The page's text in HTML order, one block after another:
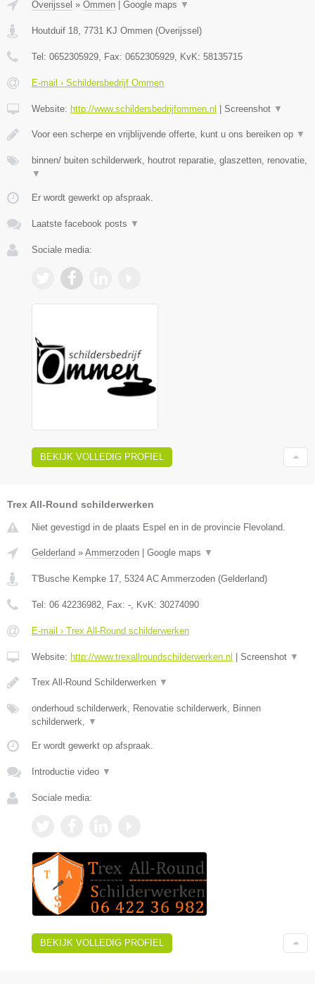
Overijssel » Ommen Google maps ▼
Houtduif 18 7731 KJ Ommen (Overijssel )
Tel: 0652305929 , Fax: 0652305929 , KvK: 58135715
E-mail › Schildersbedrijf Ommen
Website: http://www.schildersbedrijfommen.nl Screenshot ▼
Voor een scherpe en vrijblijvende offerte, kunt u ons bereiken op ▼
binnen/ buiten schilderwerk, houtrot reparatie, glaszetten, renovatie,
▼
Er wordt gewerkt op afspraak.
Laatste facebook posts ▼
Sociale media:
BEKIJK VOLLEDIG PROFIEL
Trex All-Round schilderwerken
Niet gevestigd in de plaats Espel en in de provincie Flevoland.
Gelderland » Ammerzoden Google maps ▼
T'Busche Kempke 17 5324 AC Ammerzoden (Gelderland)
Tel: 06 42236982 , Fax: - , KvK: 30274090
E-mail › Trex All-Round schilderwerken
Website: http://www.trexallroundschilderwerken.nl Screenshot ▼
Trex All-Round Schilderwerken ▼
onderhoud schilderwerk, Renovatie schilderwerk, Binnen
schilderwerk,
▼
Er wordt gewerkt op afspraak.
Introductie video ▼
Sociale media:
BEKIJK VOLLEDIG PROFIEL